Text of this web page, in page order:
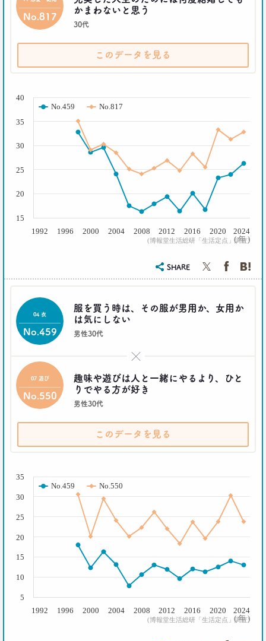
かまわないと思う
30代
No.817
このデータを見る
( 年 )
(博報堂生活総研「生活定点」調査)
No.459 No.817
1992 1996 2000 2004 2008 2012 2016 2020 2024
20
30
15
25
35
40
SHARE
服を買う時は、その服が男用か、女用か
は気にしない
男性30代
04 衣
No.459
趣味や遊びは人と一緒にやるより、ひと
りでやる方が好き
男性30代
07 遊び
No.550
このデータを見る
( 年 )
(博報堂生活総研「生活定点」調査)
No.459 No.550
1992 1996 2000 2004 2008 2012 2016 2020 2024
10
20
5
15
25
30
35